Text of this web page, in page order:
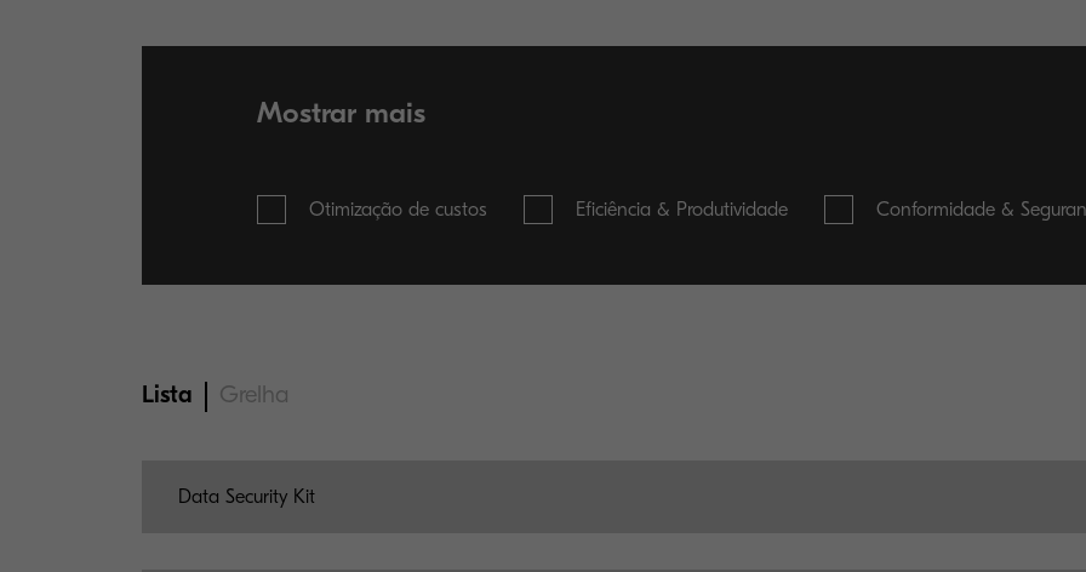
Mostrar mais
Otimização de custos Eficiência & Produtividade Conformidade &
Lista Grelha
Data Security Kit